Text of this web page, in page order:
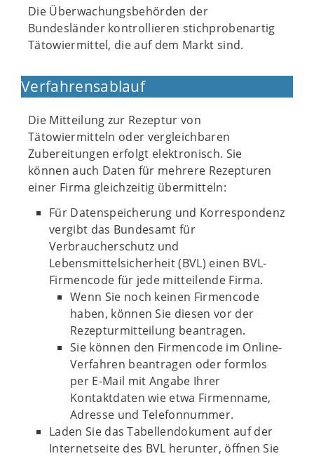
Die Überwachungsbehörden der
Bundesländer kontrollieren stichprobenartig
Tätowiermittel, die auf dem Markt sind.
Verfahrensablauf
Die Mitteilung zur Rezeptur von
Tätowiermitteln oder vergleichbaren
Zubereitungen erfolgt elektronisch. Sie
können auch Daten für mehrere Rezepturen
einer Firma gleichzeitig übermitteln:
Für Datenspeicherung und Korrespondenz
vergibt das Bundesamt für
Verbraucherschutz und
Lebensmittelsicherheit (BVL) einen BVL-
Firmencode für jede mitteilende Firma.
Wenn Sie noch keinen Firmencode
haben, können Sie diesen vor der
Rezepturmitteilung beantragen.
Sie können den Firmencode im Online-
Verfahren beantragen oder formlos
per E-Mail mit Angabe Ihrer
Kontaktdaten wie etwa Firmenname,
Adresse und Telefonnummer.
Laden Sie das Tabellendokument auf der
Internetseite des BVL herunter, öffnen Sie